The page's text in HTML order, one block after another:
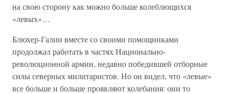
на свою сторону как можно больше колеблющихся
«левых»…
Блюхер-Галин вместе со своими помощниками
продолжал работать в частях Национально-
революционной армии, недавно победившей отборные
силы северных милитаристов. Но он видел, что «левые»
все больше и больше проявляют колебания: они то